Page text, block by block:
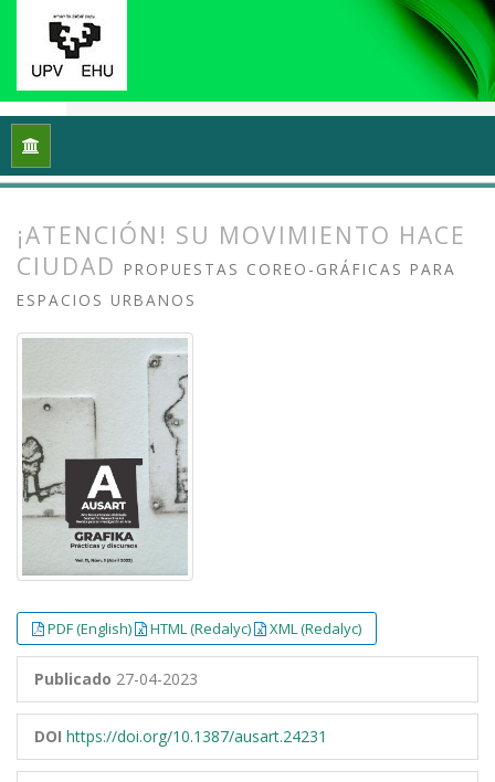
Inicio
¡ATENCIÓN! SU MOVIMIENTO HACE
CIUDAD PROPUESTAS COREO-GRÁFICAS PARA
ESPACIOS URBANOS
PDF (English) HTML (Redalyc) XML (Redalyc)
Publicado 27-04-2023
DOI https://doi.org/10.1387/ausart.24231